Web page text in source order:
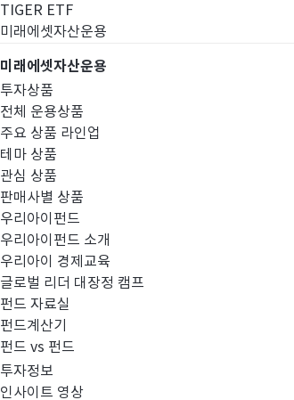
TIGER ETF
미래에셋자산운용
미래에셋자산운용
투자상품
전체 운용상품
주요 상품 라인업
테마 상품
관심 상품
판매사별 상품
우리아이펀드
우리아이펀드 소개
우리아이 경제교육
글로벌 리더 대장정 캠프
펀드 자료실
펀드계산기
펀드 vs 펀드
투자정보
인사이트 영상
스튜어드십코드